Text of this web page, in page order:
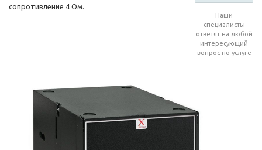
Наши
специалисты
ответят на любой
интересующий
вопрос по услуге
сопротивление 4 Ом.